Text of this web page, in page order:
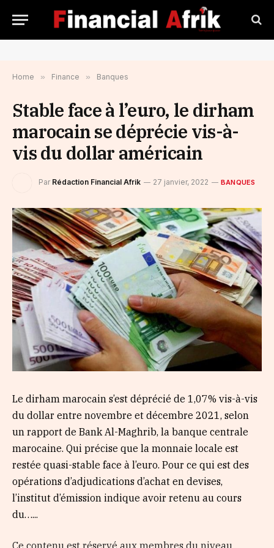
Home » Finance » Banques
Stable face à l’euro, le dirham
marocain se déprécie vis-à-
vis du dollar américain
Par Rédaction Financial Afrik 27 janvier, 2022 BANQUES
Le dirham marocain s’est déprécié de 1,07% vis-à-vis
du dollar entre novembre et décembre 2021, selon
un rapport de Bank Al-Maghrib, la banque centrale
marocaine. Qui précise que la monnaie locale est
restée quasi-stable face à l’euro. Pour ce qui est des
opérations d’adjudications d’achat en devises,
l’institut d’émission indique avoir retenu au cours
du…...